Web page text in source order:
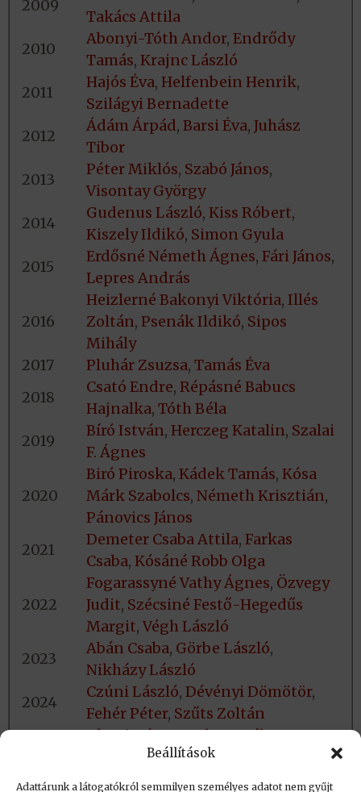
Beállítások
Adattárunk a látogatókról semmilyen személyes adatot nem gyűjt
2009
Takács Attila
2010
Abonyi-Tóth Andor, Endrődy
Tamás, Krajnc László
2011
Hajós Éva, Helfenbein Henrik,
Szilágyi Bernadette
2012
Ádám Árpád, Barsi Éva, Juhász
Tibor
2013
Péter Miklós, Szabó János,
Visontay György
2014
Gudenus László, Kiss Róbert,
Kiszely Ildikó, Simon Gyula
2015
Erdősné Németh Ágnes, Fári János,
Lepres András
2016
Heizlerné Bakonyi Viktória, Illés
Zoltán, Psenák Ildikó, Sipos
Mihály
2017
Pluhár Zsuzsa, Tamás Éva
2018
Csató Endre, Répásné Babucs
Hajnalka, Tóth Béla
2019
Bíró István, Herczeg Katalin, Szalai
F. Ágnes
2020
Biró Piroska, Kádek Tamás, Kósa
Márk Szabolcs, Németh Krisztián,
Pánovics János
2021
Demeter Csaba Attila, Farkas
Csaba, Kósáné Robb Olga
2022
Fogarassyné Vathy Ágnes, Özvegy
Judit, Szécsiné Festő-Hegedűs
Margit, Végh László
2023
Abán Csaba, Görbe László,
Nikházy László
2024
Czúni László, Dévényi Dömötör,
Fehér Péter, Szűts Zoltán
Aknai Dóra Orsolya,Gaál Bence,
Kelemen András Félix,
József